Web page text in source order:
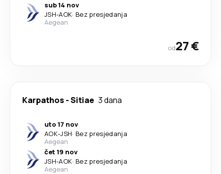
sub 14 nov
JSH-AOK· Bez presjedanja
Aegean
od27 €
Karpathos-Sitiae 3 dana
uto 17 nov
AOK-JSH· Bez presjedanja
Aegean
čet 19 nov
JSH-AOK· Bez presjedanja
Aegean